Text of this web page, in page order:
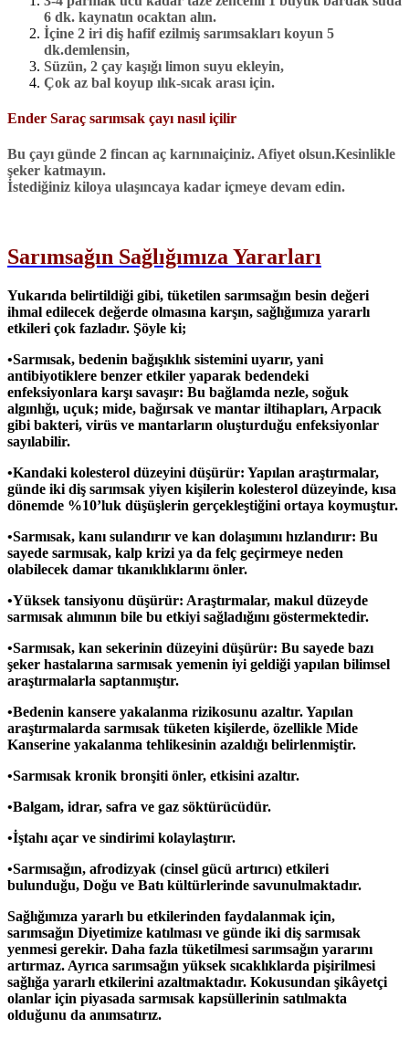
6 dk. kaynatın ocaktan alın.
İçine 2 iri diş hafif ezilmiş sarımsakları koyun 5
dk.demlensin,
Süzün, 2 çay kaşığı limon suyu ekleyin,
Çok az bal koyup ılık-sıcak arası için.
Ender Saraç sarımsak çayı nasıl içilir
Bu çayı günde 2 fincan aç karnınaiçiniz. Afiyet olsun.Kesinlikle
şeker katmayın.
İstediğiniz kiloya ulaşıncaya kadar içmeye devam edin.
Sarımsağın Sağlığımıza Yararları
Yukarıda belirtildiği gibi, tüketilen sarımsağın besin değeri
ihmal edilecek değerde olmasına karşın, sağlığımıza yararlı
etkileri çok fazladır. Şöyle ki;
•Sarmısak, bedenin bağışıklık sistemini uyarır, yani
antibiyotiklere benzer etkiler yaparak bedendeki
enfeksiyonlara karşı savaşır: Bu bağlamda nezle, soğuk
algınlığı, uçuk; mide, bağırsak ve mantar iltihapları, Arpacık
gibi bakteri, virüs ve mantarların oluşturduğu enfeksiyonlar
sayılabilir.
•Kandaki kolesterol düzeyini düşürür: Yapılan araştırmalar,
günde iki diş sarımsak yiyen kişilerin kolesterol düzeyinde, kısa
dönemde %10’luk düşüşlerin gerçekleştiğini ortaya koymuştur.
•Sarmısak, kanı sulandırır ve kan dolaşımını hızlandırır: Bu
sayede sarmısak, kalp krizi ya da felç geçirmeye neden
olabilecek damar tıkanıklıklarını önler.
•Yüksek tansiyonu düşürür: Araştırmalar, makul düzeyde
sarmısak alımının bile bu etkiyi sağladığını göstermektedir.
•Sarmısak, kan sekerinin düzeyini düşürür: Bu sayede bazı
şeker hastalarına sarmısak yemenin iyi geldiği yapılan bilimsel
araştırmalarla saptanmıştır.
•Bedenin kansere yakalanma rizikosunu azaltır. Yapılan
araştırmalarda sarmısak tüketen kişilerde, özellikle Mide
Kanserine yakalanma tehlikesinin azaldığı belirlenmiştir.
•Sarmısak kronik bronşiti önler, etkisini azaltır.
•Balgam, idrar, safra ve gaz söktürücüdür.
•İştahı açar ve sindirimi kolaylaştırır.
•Sarmısağın, afrodizyak (cinsel gücü artırıcı) etkileri
bulunduğu, Doğu ve Batı kültürlerinde savunulmaktadır.
Sağlığımıza yararlı bu etkilerinden faydalanmak için,
sarımsağın Diyetimize katılması ve günde iki diş sarmısak
yenmesi gerekir. Daha fazla tüketilmesi sarımsağın yararını
artırmaz. Ayrıca sarımsağın yüksek sıcaklıklarda pişirilmesi
sağlığa yararlı etkilerini azaltmaktadır. Kokusundan şikâyetçi
olanlar için piyasada sarmısak kapsüllerinin satılmakta
olduğunu da anımsatırız.